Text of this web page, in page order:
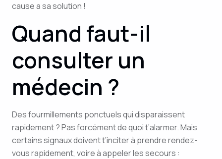
cause a sa solution !
Quand faut-il
consulter un
médecin ?
Des fourmillements ponctuels qui disparaissent
rapidement ? Pas forcément de quoi t’alarmer. Mais
certains signaux doivent t’inciter à prendre rendez-
vous rapidement, voire à appeler les secours :